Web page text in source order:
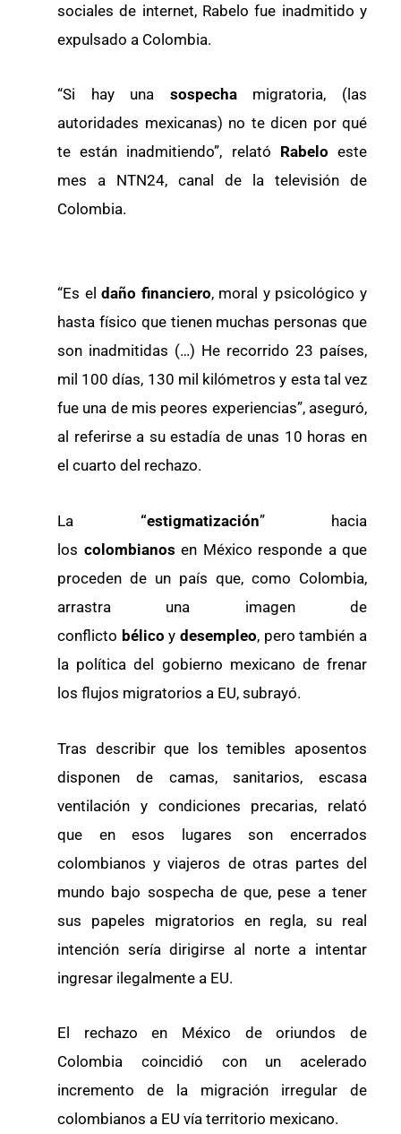
sociales de internet, Rabelo fue inadmitido y
expulsado a Colombia.
“Si hay una sospechamigratoria, (las
autoridades mexicanas) no te dicen por qué
te están inadmitiendo”, relató Rabelo este
mes a NTN24, canal de la televisión de
Colombia.
“Es el daño financiero, moral y psicológico y
hasta físico que tienen muchas personas que
son inadmitidas (…) He recorrido 23 países,
mil 100 días, 130 mil kilómetros y esta tal vez
fue una de mis peores experiencias”, aseguró,
al referirse a su estadía de unas 10 horas en
el cuarto del rechazo.
La “estigmatización” hacia
los colombianos en México responde a que
proceden de un país que, como Colombia,
arrastra una imagen de
conflicto bélico y desempleo, pero también a
la política del gobierno mexicano de frenar
los flujos migratorios a EU, subrayó.
Tras describir que los temibles aposentos
disponen de camas, sanitarios, escasa
ventilación y condiciones precarias, relató
que en esos lugares son encerrados
colombianos y viajeros de otras partes del
mundo bajo sospecha de que, pese a tener
sus papeles migratorios en regla, su real
intención sería dirigirse al norte a intentar
ingresar ilegalmente a EU.
El rechazo en México de oriundos de
Colombia coincidió con un acelerado
incremento de la migración irregular de
colombianos a EU vía territorio mexicano.